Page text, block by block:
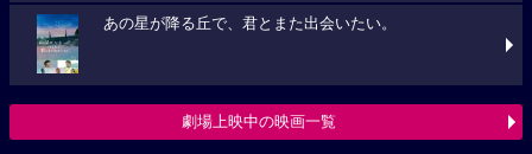
あの星が降る丘で、君とまた出会いたい。
劇場上映中の映画一覧